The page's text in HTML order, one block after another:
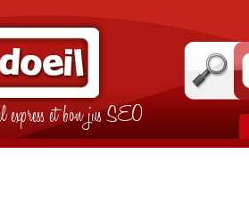
express et bon jus SEO